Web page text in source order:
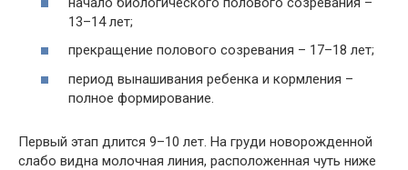
13–14 лет;
прекращение полового созревания – 17–18 лет;
период вынашивания ребенка и кормления –
полное формирование.
Первый этап длится 9–10 лет. На груди новорожденной
слабо видна молочная линия, расположенная чуть ниже